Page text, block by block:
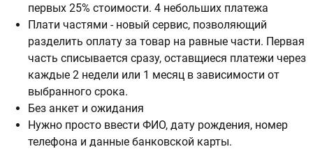
первых 25% стоимости. 4 небольших платежа
Плати частями - новый сервис, позволяющий
разделить оплату за товар на равные части. Первая
часть списывается сразу, оставщиеся платежи через
каждые 2 недели или 1 месяц в зависимости от
выбранного срока.
Без анкет и ожидания
Нужно просто ввести ФИО, дату рождения, номер
телефона и данные банковской карты.